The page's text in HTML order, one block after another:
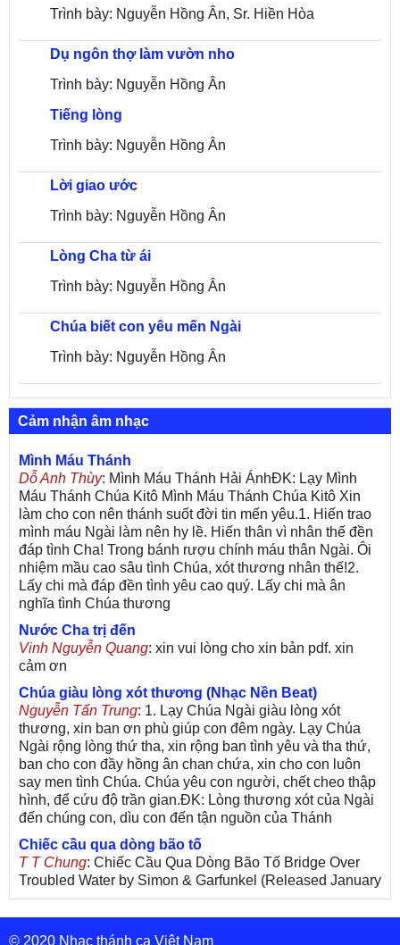
Trình bày: Nguyễn Hồng Ân, Sr. Hiền Hòa
Dụ ngôn thợ làm vườn nho
Trình bày: Nguyễn Hồng Ân
Tiếng lòng
Trình bày: Nguyễn Hồng Ân
Lời giao ước
Trình bày: Nguyễn Hồng Ân
Lòng Cha từ ái
Trình bày: Nguyễn Hồng Ân
Chúa biết con yêu mến Ngài
Trình bày: Nguyễn Hồng Ân
Cảm nhận âm nhạc
Mình Máu Thánh
Dỗ Anh Thùy: Mình Máu Thánh Hải ÁnhĐK: Lạy Mình
Máu Thánh Chúa Kitô Mình Máu Thánh Chúa Kitô Xin
làm cho con nên thánh suốt đời tin mến yêu.1. Hiến trao
mình máu Ngài làm nên hy lề. Hiến thân vì nhân thế đền
đáp tình Cha! Trong bánh rượu chính máu thân Ngài. Ôi
nhiệm mầu cao sâu tình Chúa, xót thương nhân thế!2.
Lấy chi mà đáp đền tình yêu cao quý. Lấy chi mà ân
nghĩa tình Chúa thương
Nước Cha trị đến
Vinh Nguyễn Quang: xin vui lòng cho xin bản pdf. xin
cảm ơn
Chúa giàu lòng xót thương (Nhạc Nền Beat)
Nguyễn Tấn Trung: 1. Lạy Chúa Ngài giàu lòng xót
thương, xin ban ơn phù giúp con đêm ngày. Lạy Chúa
Ngài rộng lòng thứ tha, xin rộng ban tình yêu và tha thứ,
ban cho con đầy hồng ân chan chứa, xin cho con luôn
say men tình Chúa. Chúa yêu con người, chết cheo thập
hình, để cứu độ trần gian.ĐK: Lòng thương xót của Ngài
đến chúng con, dìu con đến tận nguồn của Thánh
Chiếc cầu qua dòng bão tố
T T Chung: Chiếc Cầu Qua Dòng Bão Tố Bridge Over
Troubled Water by Simon & Garfunkel (Released January
26, 1970) Lời Việt: Nhạc Sĩ Vũ Đức Nghiêm Trình Bày:
Chung Tử Lưu
© 2020 Nhạc thánh ca Việt Nam